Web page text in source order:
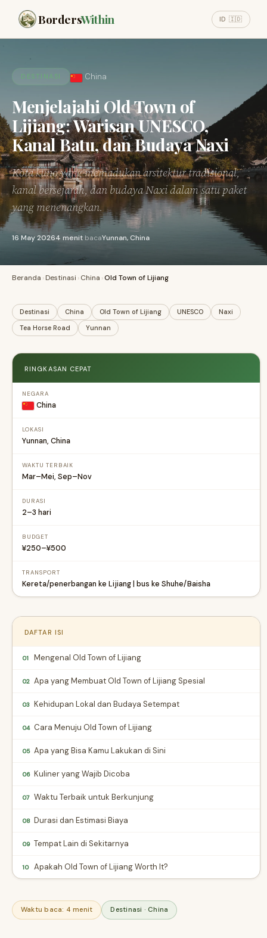
BordersWithin ID 🇮🇩
DESTINASI China
Menjelajahi Old Town of
Lijiang: Warisan UNESCO,
Kanal Batu, dan Budaya Naxi
Kota kuno yang memadukan arsitektur tradisional,
kanal bersejarah, dan budaya Naxi dalam satu paket
yang menenangkan.
16 May 20264 menit bacaYunnan, China
Beranda ›Destinasi ›China ›Old Town of Lijiang
Destinasi China Old Town of Lijiang UNESCO
Naxi
Tea Horse Road
Yunnan
RINGKASAN CEPAT
NEGARA
China
LOKASI
Yunnan, China
WAKTU TERBAIK
Mar–Mei, Sep–Nov
DURASI
2–3 hari
BUDGET
¥250–¥500
TRANSPORT
Kereta/penerbangan ke Lijiang | bus ke Shuhe/Baisha
DAFTAR ISI
01 Mengenal Old Town of Lijiang
02 Apa yang Membuat Old Town of Lijiang Spesial
03 Kehidupan Lokal dan Budaya Setempat
04 Cara Menuju Old Town of Lijiang
05 Apa yang Bisa Kamu Lakukan di Sini
06 Kuliner yang Wajib Dicoba
07 Waktu Terbaik untuk Berkunjung
08 Durasi dan Estimasi Biaya
09 Tempat Lain di Sekitarnya
10 Apakah Old Town of Lijiang Worth It?
Waktu baca: 4 menit Destinasi · China